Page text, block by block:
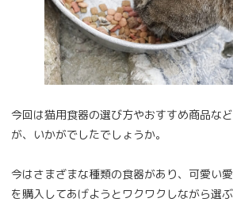
今回は猫用食器の選び方やおすすめ商品な
が、いかがでしたでしょうか。
今はさまざまな種類の食器があり、可愛い
を購入してあげようとワクワクしながら選ぶ